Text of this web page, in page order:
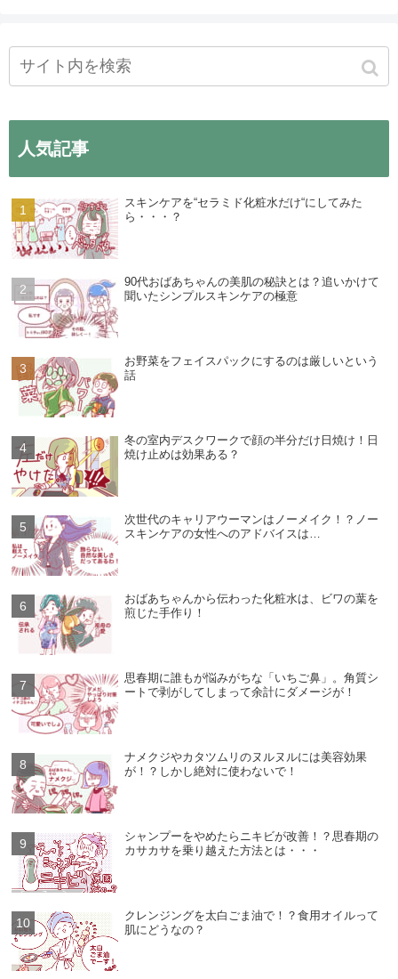
人気記事
スキンケアを“セラミド化粧水だけ“にしてみた
ら・・・？
90代おばあちゃんの美肌の秘訣とは？追いかけて
聞いたシンプルスキンケアの極意
お野菜をフェイスパックにするのは厳しいという
話
冬の室内デスクワークで顔の半分だけ日焼け！日
焼け止めは効果ある？
次世代のキャリアウーマンはノーメイク！？ノー
スキンケアの女性へのアドバイスは…
おばあちゃんから伝わった化粧水は、ビワの葉を
煎じた手作り！
思春期に誰もが悩みがちな「いちご鼻」。角質シ
ートで剥がしてしまって余計にダメージが！
ナメクジやカタツムリのヌルヌルには美容効果
が！？しかし絶対に使わないで！
シャンプーをやめたらニキビが改善！？思春期の
カサカサを乗り越えた方法とは・・・
クレンジングを太白ごま油で！？食用オイルって
肌にどうなの？